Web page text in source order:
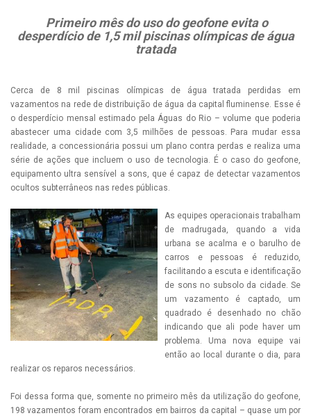
Primeiro mês do uso do geofone evita o
desperdício de 1,5 mil piscinas olímpicas de água
tratada
Cerca de 8 mil piscinas olímpicas de água tratada perdidas em
vazamentos na rede de distribuição de água da capital fluminense. Esse é
o desperdício mensal estimado pela Águas do Rio – volume que poderia
abastecer uma cidade com 3,5 milhões de pessoas. Para mudar essa
realidade, a concessionária possui um plano contra perdas e realiza uma
série de ações que incluem o uso de tecnologia. É o caso do geofone,
equipamento ultra sensível a sons, que é capaz de detectar vazamentos
ocultos subterrâneos nas redes públicas.
As equipes operacionais trabalham
de madrugada, quando a vida
urbana se acalma e o barulho de
carros e pessoas é reduzido,
facilitando a escuta e identificação
de sons no subsolo da cidade. Se
um vazamento é captado, um
quadrado é desenhado no chão
indicando que ali pode haver um
problema. Uma nova equipe vai
então ao local durante o dia, para
realizar os reparos necessários.
Foi dessa forma que, somente no primeiro mês da utilização do geofone,
198 vazamentos foram encontrados em bairros da capital – quase um por